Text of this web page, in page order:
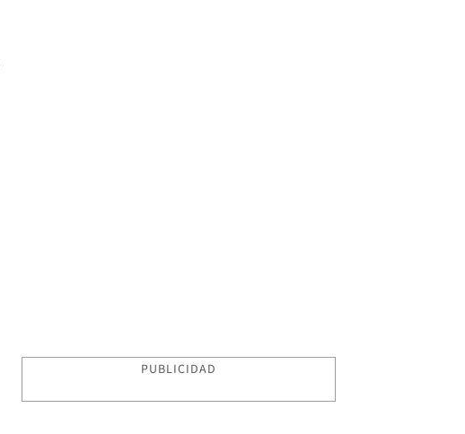
PUBLICIDAD